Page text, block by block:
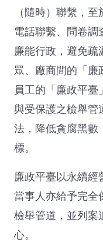
（隨時）聯繫，
電話聯繫、問卷調
廉能行政，避免
眾、廠商間的「廉
員工的「廉政平
與受保護之檢舉管
法，降低貪腐黑數
標。
廉政平臺以永續
當事人亦給予完全
檢舉管道，並列案
心。